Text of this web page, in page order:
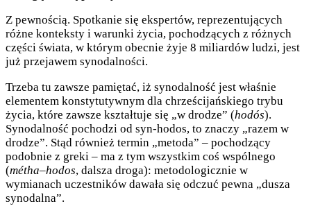
Z pewnością. Spotkanie się ekspertów, reprezentujących
różne konteksty i warunki życia, pochodzących z różnych
części świata, w którym obecnie żyje 8 miliardów ludzi, jest
już przejawem synodalności.
Trzeba tu zawsze pamiętać, iż synodalność jest właśnie
elementem konstytutywnym dla chrześcijańskiego trybu
życia, które zawsze kształtuje się „w drodze” (hodós).
Synodalność pochodzi od syn-hodos, to znaczy „razem w
drodze”. Stąd również termin „metoda” – pochodzący
podobnie z greki – ma z tym wszystkim coś wspólnego
(métha–hodos, dalsza droga): metodologicznie w
wymianach uczestników dawała się odczuć pewna „dusza
synodalna”.